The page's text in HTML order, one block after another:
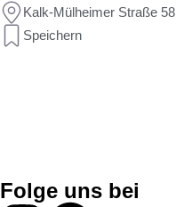
Kalk-Mülheimer Straße 58
Speichern
Folge uns bei